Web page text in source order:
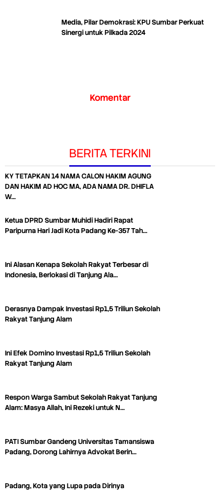
Media, Pilar Demokrasi: KPU Sumbar Perkuat
Sinergi untuk Pilkada 2024
Komentar
BERITA TERKINI
KY TETAPKAN 14 NAMA CALON HAKIM AGUNG
DAN HAKIM AD HOC MA, ADA NAMA DR. DHIFLA
W…
Ketua DPRD Sumbar Muhidi Hadiri Rapat
Paripurna Hari Jadi Kota Padang Ke-357 Tah…
Ini Alasan Kenapa Sekolah Rakyat Terbesar di
Indonesia, Berlokasi di Tanjung Ala…
Derasnya Dampak Investasi Rp1,5 Triliun Sekolah
Rakyat Tanjung Alam
Ini Efek Domino Investasi Rp1,5 Triliun Sekolah
Rakyat Tanjung Alam
Respon Warga Sambut Sekolah Rakyat Tanjung
Alam: Masya Allah, Ini Rezeki untuk N…
PATI Sumbar Gandeng Universitas Tamansiswa
Padang, Dorong Lahirnya Advokat Berin…
Padang, Kota yang Lupa pada Dirinya